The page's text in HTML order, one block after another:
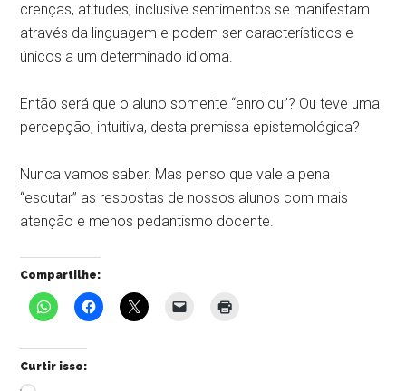
crenças, atitudes, inclusive sentimentos se manifestam
através da linguagem e podem ser característicos e
únicos a um determinado idioma.
Então será que o aluno somente “enrolou”? Ou teve uma
percepção, intuitiva, desta premissa epistemológica?
Nunca vamos saber. Mas penso que vale a pena
“escutar” as respostas de nossos alunos com mais
atenção e menos pedantismo docente.
Compartilhe:
Curtir isso: